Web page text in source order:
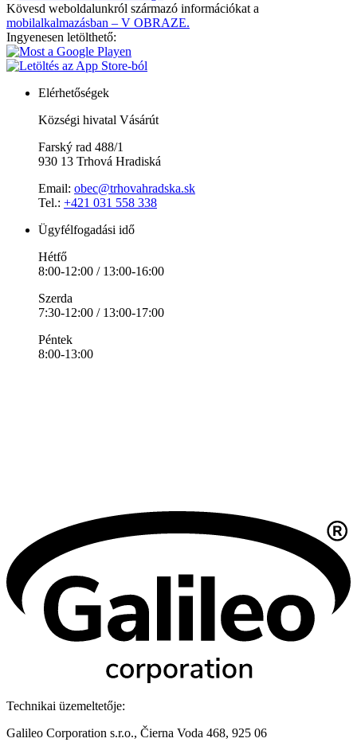
Kövesd weboldalunkról származó információkat a
mobilalkalmazásban – V OBRAZE.
Ingyenesen letölthető:
Elérhetőségek
Községi hivatal Vásárút
Farský rad 488/1
930 13 Trhová Hradiská
Email: obec@trhovahradska.sk
Tel.: +421 031 558 338
Ügyfélfogadási idő
Hétfő
8:00-12:00 / 13:00-16:00
Szerda
7:30-12:00 / 13:00-17:00
Péntek
8:00-13:00
Technikai üzemeltetője:
Galileo Corporation s.r.o., Čierna Voda 468, 925 06